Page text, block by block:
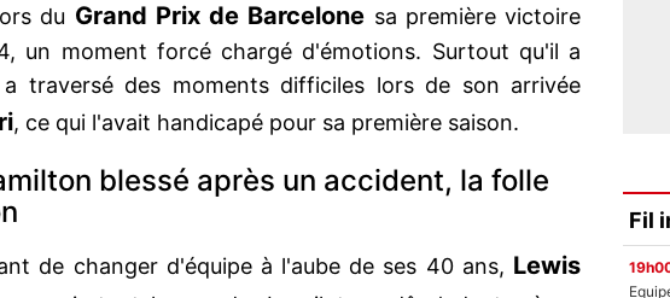
du Grand Prix de Barcelone sa première victoire
un moment forcé chargé d'émotions. Surtout qu'il a
traversé des moments difficiles lors de son arrivée
, ce qui l'avait handicapé pour sa première saison.
blessé après un accident, la folle
de changer d'équipe à l'aube de ses 40 ans, Lewis
Fil